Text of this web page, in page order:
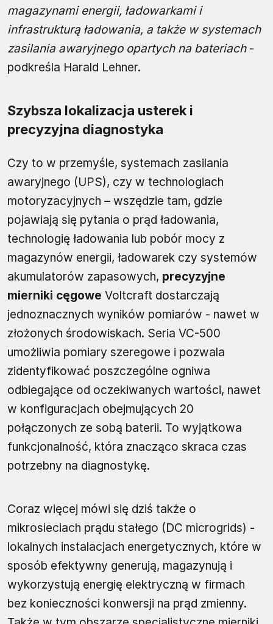
magazynami energii, ładowarkami i
infrastrukturą ładowania, a także w systemach
zasilania awaryjnego opartych na bateriach-
podkreśla Harald Lehner.
Szybsza lokalizacja usterek i
precyzyjna diagnostyka
Czy to w przemyśle, systemach zasilania
awaryjnego (UPS), czy w technologiach
motoryzacyjnych – wszędzie tam, gdzie
pojawiają się pytania o prąd ładowania,
technologię ładowania lub pobór mocy z
magazynów energii, ładowarek czy systemów
akumulatorów zapasowych, precyzyjne
mierniki cęgowe Voltcraft dostarczają
jednoznacznych wyników pomiarów - nawet w
złożonych środowiskach. Seria VC-500
umożliwia pomiary szeregowe i pozwala
zidentyfikować poszczególne ogniwa
odbiegające od oczekiwanych wartości, nawet
w konfiguracjach obejmujących 20
połączonych ze sobą baterii. To wyjątkowa
funkcjonalność, która znacząco skraca czas
potrzebny na diagnostykę.
Coraz więcej mówi się dziś także o
mikrosieciach prądu stałego (DC microgrids) -
lokalnych instalacjach energetycznych, które w
sposób efektywny generują, magazynują i
wykorzystują energię elektryczną w firmach
bez konieczności konwersji na prąd zmienny.